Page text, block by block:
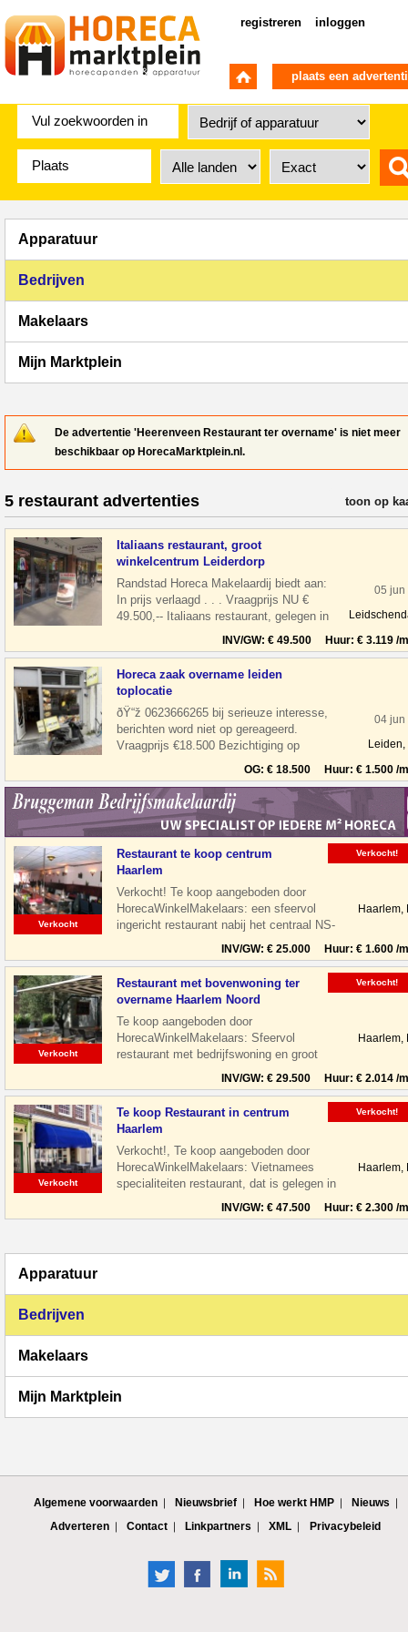
registreren inloggen
plaats een
Apparatuur
Bedrijven
Makelaars
Mijn Marktplein
De advertentie 'Heerenveen Restaurant ter overname' is niet meer
beschikbaar op HorecaMarktplein.nl.
5 restaurant advertenties verfijn
toon op
Italiaans restaurant, groot
winkelcentrum Leiderdorp
Randstad Horeca Makelaardij biedt aan:
In prijs verlaagd . . . Vraagprijs NU €
49.500,-- Italiaans restaurant, gelegen in
een groot winkelcentrum Wink
05 jun
INV/GW: € 49.500 Huur: € 3.119 /
Horeca zaak overname leiden
toplocatie
ðŸ“ž 0623666265 bij serieuze interesse,
berichten word niet op gereageerd.
Vraagprijs €18.500 Bezichtiging op
afspraak Overname horeca zaak in leiden
04 jun
Leiden,
OG: € 18.500 Huur: € 1.500 /
Verkocht
Restaurant te koop centrum
Haarlem
Verkocht! Te koop aangeboden door
HorecaWinkelMakelaars: een sfeervol
ingericht restaurant nabij het centraal NS-
Station te Haarlem. Het restaurant is
Haarlem,
INV/GW: € 25.000 Huur: € 1.600 /
Verkocht!
Verkocht
Restaurant met bovenwoning ter
overname Haarlem Noord
Te koop aangeboden door
HorecaWinkelMakelaars: Sfeervol
restaurant met bedrijfswoning en groot
terras gelegen aan de Floresstraat in
Haarlem Noord. De
Haarlem,
INV/GW: € 29.500 Huur: € 2.014 /
Verkocht!
Verkocht
Te koop Restaurant in centrum
Haarlem
Verkocht!, Te koop aangeboden door
HorecaWinkelMakelaars: Vietnamees
specialiteiten restaurant, dat is gelegen in
de leukste winkelstraat van Haarlem,
Haarlem,
INV/GW: € 47.500 Huur: € 2.300 /
Verkocht!
Apparatuur
Bedrijven
Makelaars
Mijn Marktplein
Algemene voorwaarden Nieuwsbrief Hoe werkt HMP
Nieuws
Adverteren
Contact Linkpartners XML Privacybeleid